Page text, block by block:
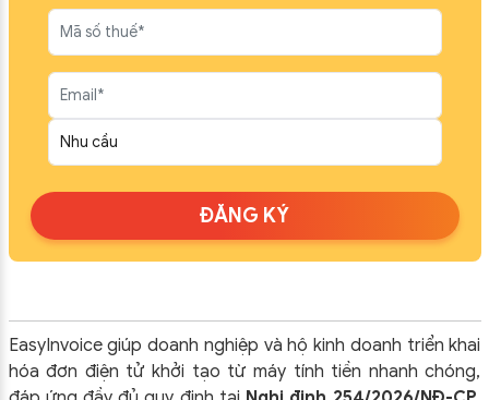
ĐĂNG KÝ
EasyInvoice giúp doanh nghiệp và hộ kinh doanh triển khai
hóa đơn điện tử khởi tạo từ máy tính tiền nhanh chóng,